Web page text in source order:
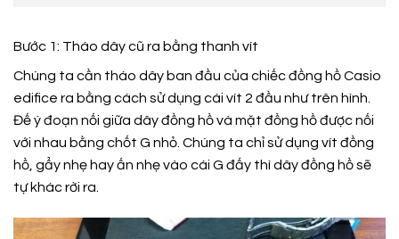
Bước 1: Tháo dây cũ ra bằng thanh vít
Chúng ta cần tháo dây ban đầu của chiếc đồng hồ Casio
edifice ra bằng cách sử dụng cái vít 2 đầu như trên hình.
Đế ý đoạn nối giữa dây đồng hồ và mặt đồng hồ được nối
với nhau bằng chốt G nhỏ. Chúng ta chỉ sử dụng vít đồng
hồ, gẩy nhẹ hay ấn nhẹ vào cái G đấy thì dây đồng hồ sẽ
tự khác rời ra.